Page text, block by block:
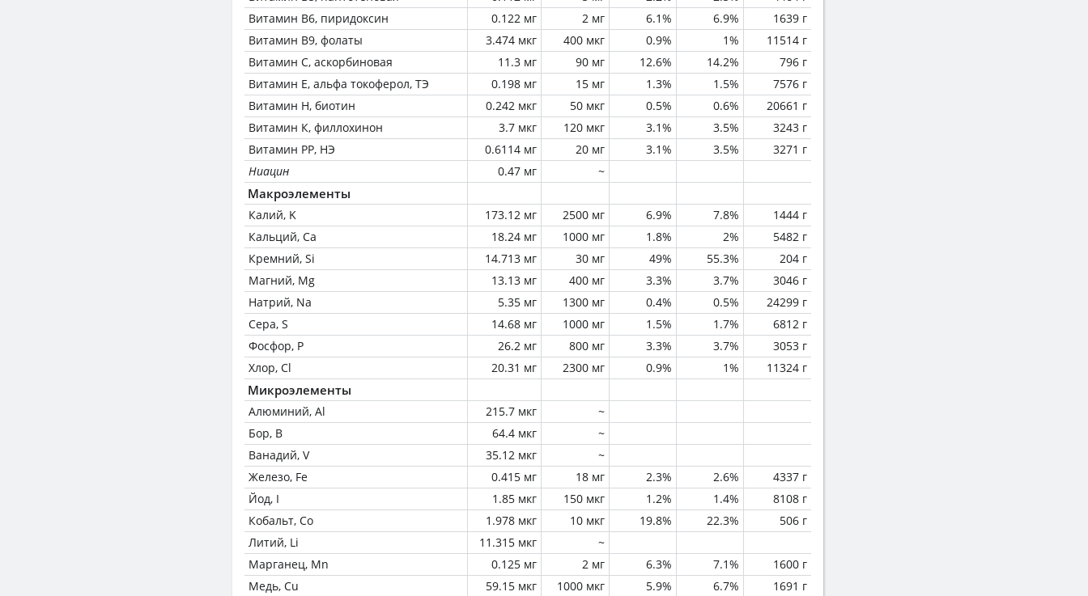
Витамин В6, пиридоксин
0.122 мг 2 мг 6.1% 6.9%
1639 г
Витамин В9, фолаты
3.474 мкг 400 мкг 0.9% 1%
11514 г
Витамин C, аскорбиновая
11.3 мг 90 мг 12.6% 14.2%
796 г
Витамин Е, альфа токоферол, ТЭ
0.198 мг 15 мг 1.3% 1.5%
7576 г
Витамин Н, биотин
0.242 мкг 50 мкг 0.5% 0.6%
20661 г
Витамин К, филлохинон
3.7 мкг 120 мкг 3.1% 3.5%
3243 г
Витамин РР, НЭ
0.6114 мг 20 мг 3.1% 3.5%
3271 г
Ниацин
0.47 мг ~
Макроэлементы
Калий, K 173.12 мг 2500 мг 6.9% 7.8%
1444 г
Кальций, Ca
18.24 мг 1000 мг 1.8% 2%
5482 г
Кремний, Si
14.713 мг 30 мг 49% 55.3%
204 г
Магний, Mg
13.13 мг 400 мг 3.3% 3.7%
3046 г
Натрий, Na
5.35 мг 1300 мг 0.4% 0.5%
24299 г
Сера, S
14.68 мг 1000 мг 1.5% 1.7%
6812 г
Фосфор, P
26.2 мг 800 мг 3.3% 3.7%
3053 г
Хлор, Cl
20.31 мг 2300 мг 0.9% 1% 11324 г
Микроэлементы
Алюминий, Al 215.7 мкг
~
Бор, B
64.4 мкг
~
Ванадий, V
35.12 мкг
~
Железо, Fe
0.415 мг 18 мг 2.3% 2.6%
4337 г
Йод, I
1.85 мкг 150 мкг 1.2% 1.4%
8108 г
Кобальт, Co
1.978 мкг 10 мкг 19.8% 22.3%
506 г
Литий, Li
11.315 мкг
~
Марганец, Mn
0.125 мг 2 мг 6.3% 7.1%
1600 г
Медь, Cu
59.15 мкг 1000 мкг 5.9% 6.7%
1691 г